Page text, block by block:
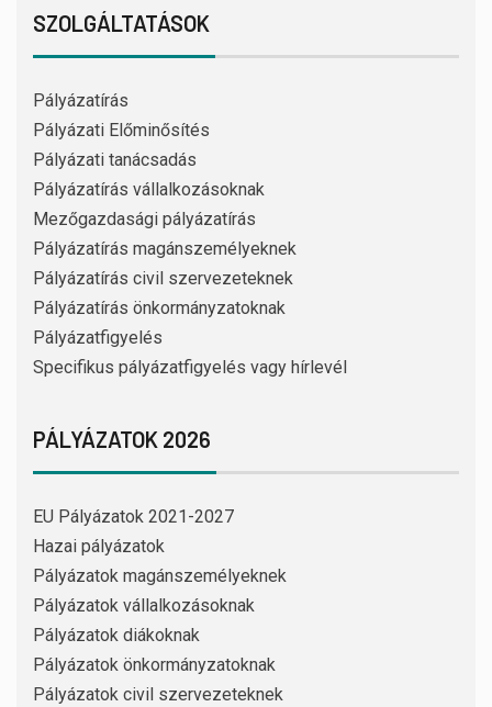
SZOLGÁLTATÁSOK
Pályázatírás
Pályázati Előminősítés
Pályázati tanácsadás
Pályázatírás vállalkozásoknak
Mezőgazdasági pályázatírás
Pályázatírás magánszemélyeknek
Pályázatírás civil szervezeteknek
Pályázatírás önkormányzatoknak
Pályázatfigyelés
Specifikus pályázatfigyelés vagy hírlevél
PÁLYÁZATOK 2026
EU Pályázatok 2021-2027
Hazai pályázatok
Pályázatok magánszemélyeknek
Pályázatok vállalkozásoknak
Pályázatok diákoknak
Pályázatok önkormányzatoknak
Pályázatok civil szervezeteknek